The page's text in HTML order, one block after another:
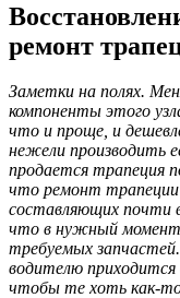
ремонт
Заметки на полях.
компоненты этого
что и проще, и
нежели производить
продается трапеция
что ремонт трапеции
составляющих почти
что в нужный момент
требуемых
водителю
чтобы те хоть как-